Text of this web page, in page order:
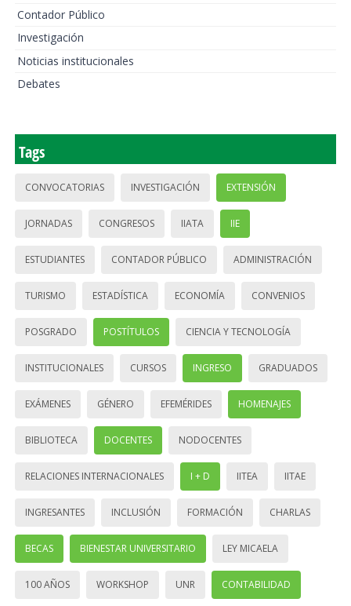
Contador Público
Investigación
Noticias institucionales
Debates
Tags
CONVOCATORIAS INVESTIGACIÓN EXTENSIÓN
JORNADAS CONGRESOS IIATA IIE
ESTUDIANTES CONTADOR PÚBLICO ADMINISTRACIÓN
TURISMO ESTADÍSTICA ECONOMÍA CONVENIOS
POSGRADO POSTÍTULOS CIENCIA Y TECNOLOGÍA
INSTITUCIONALES CURSOS INGRESO GRADUADOS
EXÁMENES GÉNERO EFEMÉRIDES HOMENAJES
BIBLIOTECA DOCENTES NODOCENTES
RELACIONES INTERNACIONALES I + D IITEA IITAE
INGRESANTES INCLUSIÓN FORMACIÓN CHARLAS
BECAS BIENESTAR UNIVERSITARIO LEY MICAELA
100 AÑOS WORKSHOP UNR CONTABILIDAD